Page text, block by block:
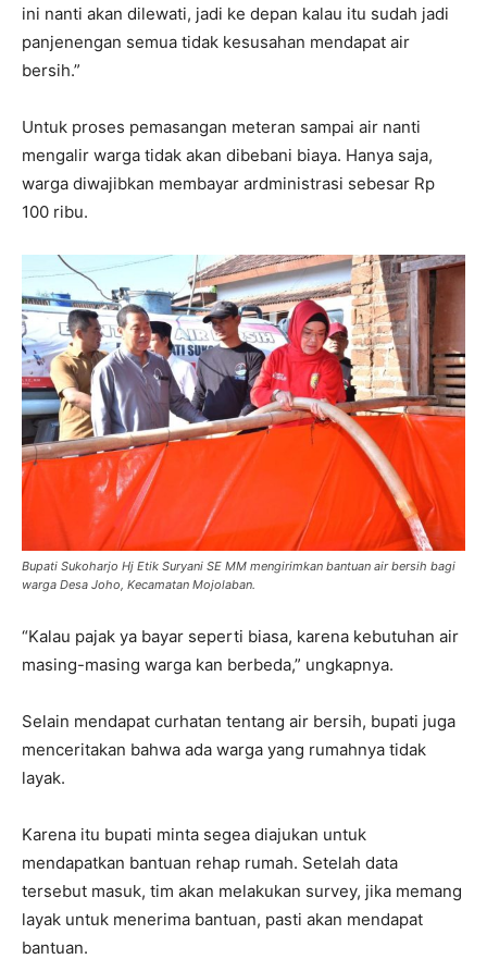
ini nanti akan dilewati, jadi ke depan kalau itu sudah jadi
panjenengan semua tidak kesusahan mendapat air
bersih.”
Untuk proses pemasangan meteran sampai air nanti
mengalir warga tidak akan dibebani biaya. Hanya saja,
warga diwajibkan membayar ardministrasi sebesar Rp
100 ribu.
Bupati Sukoharjo Hj Etik Suryani SE MM mengirimkan bantuan air bersih bagi
warga Desa Joho, Kecamatan Mojolaban.
“Kalau pajak ya bayar seperti biasa, karena kebutuhan air
masing-masing warga kan berbeda,” ungkapnya.
Selain mendapat curhatan tentang air bersih, bupati juga
menceritakan bahwa ada warga yang rumahnya tidak
layak.
Karena itu bupati minta segea diajukan untuk
mendapatkan bantuan rehap rumah. Setelah data
tersebut masuk, tim akan melakukan survey, jika memang
layak untuk menerima bantuan, pasti akan mendapat
bantuan.